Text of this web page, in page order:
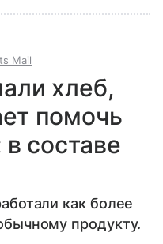
Mail
хлеб,
помочь
составе
как более
продукту.